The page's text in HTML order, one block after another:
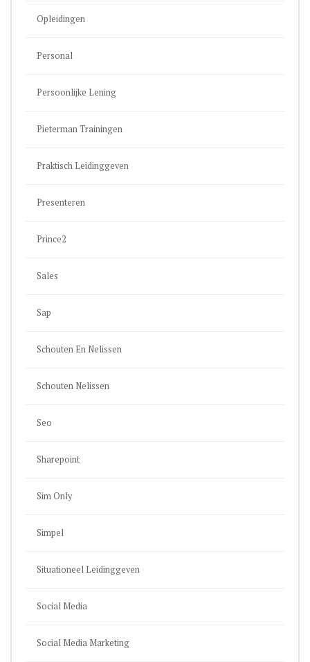
Opleidingen
Personal
Persoonlijke Lening
Pieterman Trainingen
Praktisch Leidinggeven
Presenteren
Prince2
Sales
Sap
Schouten En Nelissen
Schouten Nelissen
Seo
Sharepoint
Sim Only
Simpel
Situationeel Leidinggeven
Social Media
Social Media Marketing